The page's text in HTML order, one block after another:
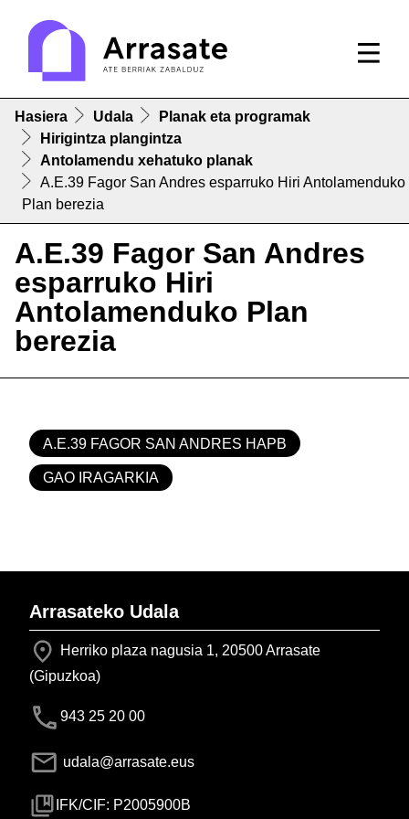
Hasiera Udala
Planak eta programak
Hirigintza plangintza
Antolamendu xehatuko planak
A.E.39 Fagor San Andres esparruko Hiri Antolamenduko
Plan berezia
A.E.39 Fagor San Andres
esparruko Hiri
Antolamenduko Plan
berezia
A.E.39 FAGOR SAN ANDRES HAPB
GAO IRAGARKIA
Arrasateko Udala
Herriko plaza nagusia 1, 20500 Arrasate
(Gipuzkoa)
943 25 20 00
udala@arrasate.eus
IFK/CIF: P2005900B